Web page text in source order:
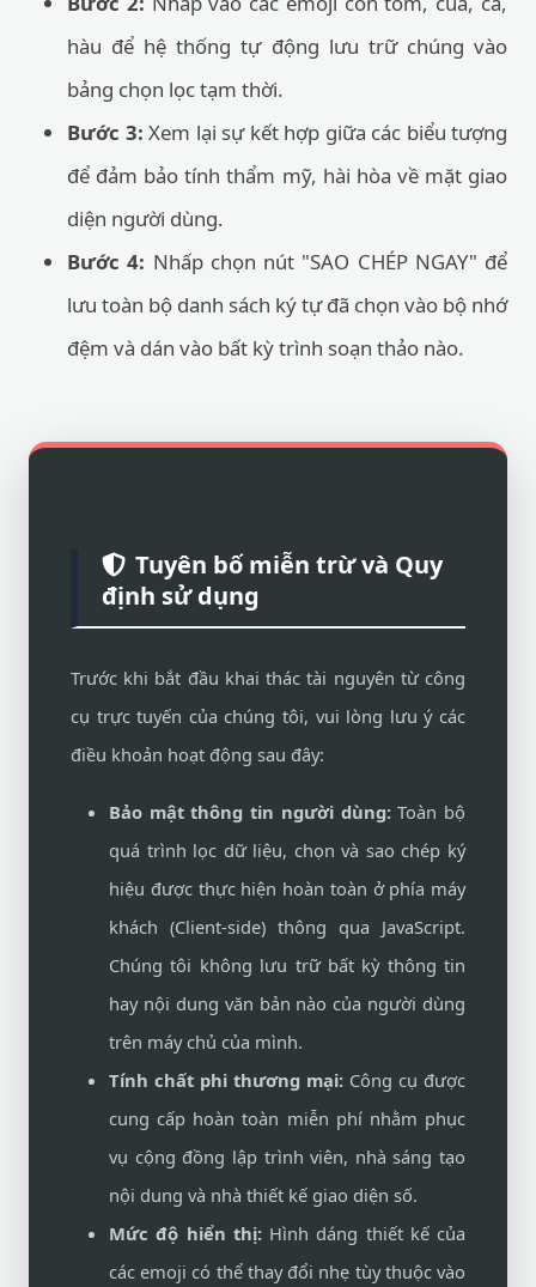
hàu để hệ thống tự động lưu trữ chúng vào
bảng chọn lọc tạm thời.
Bước 3: Xem lại sự kết hợp giữa các biểu tượng
để đảm bảo tính thẩm mỹ, hài hòa về mặt giao
diện người dùng.
Bước 4: Nhấp chọn nút "SAO CHÉP NGAY" để
lưu toàn bộ danh sách ký tự đã chọn vào bộ nhớ
đệm và dán vào bất kỳ trình soạn thảo nào.
Tuyên bố miễn trừ và Quy
định sử dụng
Trước khi bắt đầu khai thác tài nguyên từ công
cụ trực tuyến của chúng tôi, vui lòng lưu ý các
điều khoản hoạt động sau đây:
Bảo mật thông tin người dùng:Toàn bộ
quá trình lọc dữ liệu, chọn và sao chép ký
hiệu được thực hiện hoàn toàn ở phía máy
khách (Client-side) thông qua JavaScript.
Chúng tôi không lưu trữ bất kỳ thông tin
hay nội dung văn bản nào của người dùng
trên máy chủ của mình.
Tính chất phi thương mại: Công cụ được
cung cấp hoàn toàn miễn phí nhằm phục
vụ cộng đồng lập trình viên, nhà sáng tạo
nội dung và nhà thiết kế giao diện số.
Mức độ hiển thị:Hình dáng thiết kế của
các emoji có thể thay đổi nhẹ tùy thuộc vào